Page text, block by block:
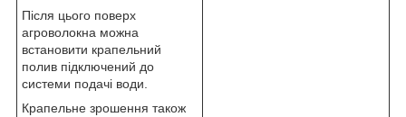
Після цього поверх
агроволокна можна
встановити крапельний
полив підключений до
системи подачі води.
Крапельне зрошення також